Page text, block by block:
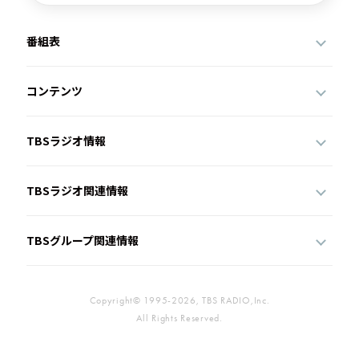
番組表
コンテンツ
TBSラジオ情報
TBSラジオ関連情報
TBSグループ関連情報
Copyright© 1995-2026, TBS RADIO,Inc.
All Rights Reserved.